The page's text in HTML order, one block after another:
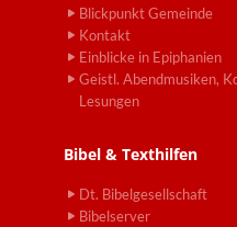
Blickpunkt Gemeinde
Kontakt
Einblicke in Epiphanien
Geistl. Abendmusiken,
Lesungen
Bibel & Texthilfen
Dt. Bibelgesellschaft
Bibelserver